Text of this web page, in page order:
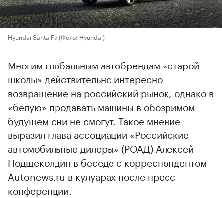
Hyundai Santa Fe(Фото: Hyundai)
Многим глобальным автобрендам «старой
школы» действительно интересно
возвращение на российский рынок, однако в
«белую» продавать машины в обозримом
будущем они не смогут. Такое мнение
выразил глава ассоциации «Российские
автомобильные дилеры» (РОАД) Алексей
Подщеколдин в беседе с корреспондентом
Autonews.ru в кулуарах после пресс-
конференции.